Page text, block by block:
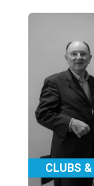
CLUBS